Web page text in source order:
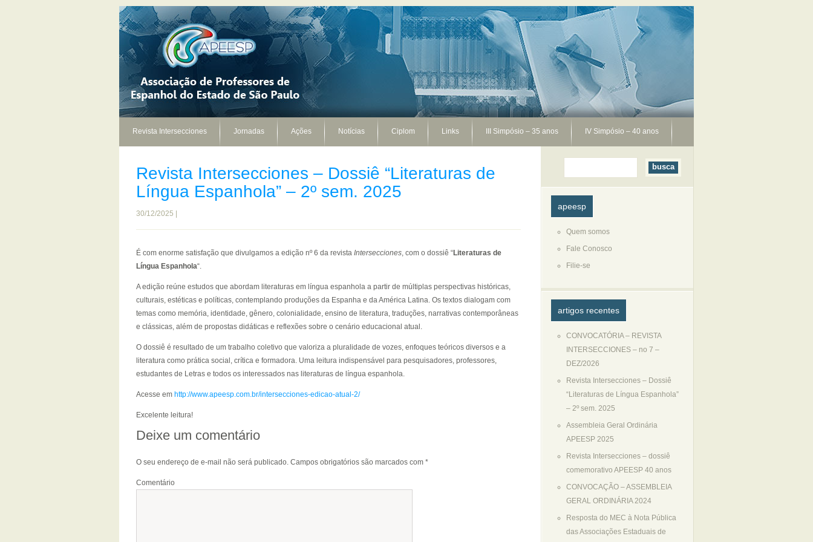
Revista Intersecciones Jornadas Ações Notícias Ciplom Links III Simpósio – 35 anos IV Simpósio – 40 anos
Revista Intersecciones – Dossiê “Literaturas de
Língua Espanhola” – 2º sem. 2025
30/12/2025 |
É com enorme satisfação que divulgamos a edição nº 6 da revista Intersecciones, com o dossiê “Literaturas de
Língua Espanhola“.
A edição reúne estudos que abordam literaturas em língua espanhola a partir de múltiplas perspectivas históricas,
culturais, estéticas e políticas, contemplando produções da Espanha e da América Latina. Os textos dialogam com
temas como memória, identidade, gênero, colonialidade, ensino de literatura, traduções, narrativas contemporâneas
e clássicas, além de propostas didáticas e reflexões sobre o cenário educacional atual.
O dossiê é resultado de um trabalho coletivo que valoriza a pluralidade de vozes, enfoques teóricos diversos e a
literatura como prática social, crítica e formadora. Uma leitura indispensável para pesquisadores, professores,
estudantes de Letras e todos os interessados nas literaturas de língua espanhola.
Acesse em http://www.apeesp.com.br/intersecciones-edicao-atual-2/
Excelente leitura!
Deixe um comentário
O seu endereço de e-mail não será publicado. Campos obrigatórios são marcados com *
Comentário
apeesp
Quem somos
Fale Conosco
Filie-se
artigos recentes
CONVOCATÓRIA – REVISTA
INTERSECCIONES – no 7 –
DEZ/2026
Revista Intersecciones – Dossiê
“Literaturas de Língua Espanhola”
– 2º sem. 2025
Assembleia Geral Ordinária
APEESP 2025
Revista Intersecciones – dossiê
comemorativo APEESP 40 anos
CONVOCAÇÃO – ASSEMBLEIA
GERAL ORDINÁRIA 2024
Resposta do MEC à Nota Pública
das Associações Estaduais de